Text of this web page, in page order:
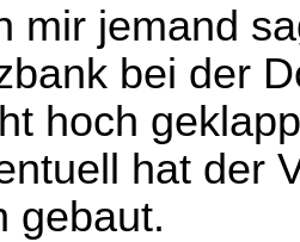
mir jemand
bei der
hoch
hat der
gebaut.